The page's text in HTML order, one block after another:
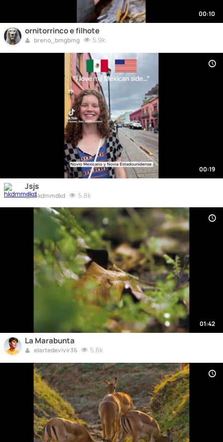
00:10
ornitorrinco e filhote
breno_bmgbmg 5.9k
00:19
Jsjs
hkdmmdkd 5.8k
01:42
La Marabunta
elartedevivir36 5.6k